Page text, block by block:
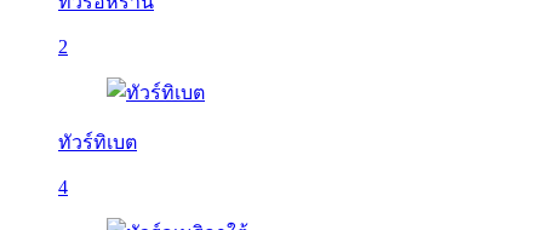
2
ทัวร์ทิเบต
4